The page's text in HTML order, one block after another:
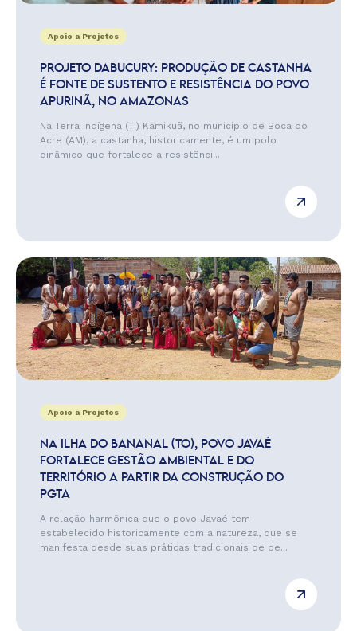
Apoio a Projetos
PROJETO DABUCURY: PRODUÇÃO DE CASTANHA
É FONTE DE SUSTENTO E RESISTÊNCIA DO POVO
APURINÃ, NO AMAZONAS
Na Terra Indígena (TI) Kamikuã, no município de Boca do
Acre (AM), a castanha, historicamente, é um polo
dinâmico que fortalece a resistênci...
Apoio a Projetos
NA ILHA DO BANANAL (TO), POVO JAVAÉ
FORTALECE GESTÃO AMBIENTAL E DO
TERRITÓRIO A PARTIR DA CONSTRUÇÃO DO
PGTA
A relação harmônica que o povo Javaé tem
estabelecido historicamente com a natureza, que se
manifesta desde suas práticas tradicionais de pe...